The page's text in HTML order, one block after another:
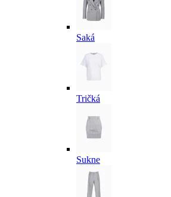
Saká
Tričká
Sukne